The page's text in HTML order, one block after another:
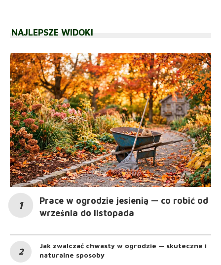
NAJLEPSZE WIDOKI
Prace w ogrodzie jesienią — co robić od
września do listopada
Jak zwalczać chwasty w ogrodzie — skuteczne i
naturalne sposoby